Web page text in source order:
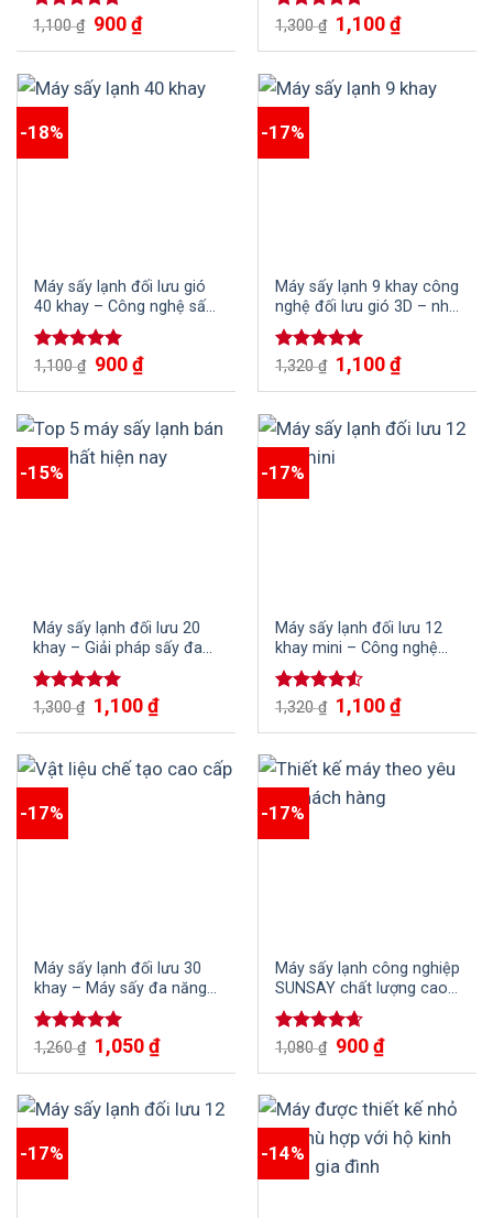
Được xếp
1,100₫ 900₫
hải sản nhanh chóng, tiện
lợi
Được xếp
4.75
1,300₫ 1,100₫
-18%
Máy sấy lạnh đối lưu gió
40 khay – Công nghệ sấy
đối lưu hiện đại, tiết kiệm
điện năng, nhân công
Được xếp
1,100₫ 900₫
-17%
Máy sấy lạnh 9 khay công
nghệ đối lưu gió 3D – nhỏ
gọn nhưng hiệu quả
Được xếp
5.00
1,320₫ 1,100₫
-15%
Máy sấy lạnh đối lưu 20
khay – Giải pháp sấy đa
dạng thực phẩm
Được xếp
5.00
5 sao
1,300₫ 1,100₫
-17%
Máy sấy lạnh đối lưu 12
khay mini – Công nghệ
tiên tiến cho sản phẩm
chất lượng
Được xếp
4.50
5 sao
1,320₫ 1,100₫
-17%
Máy sấy lạnh đối lưu 30
khay – Máy sấy đa năng,
công suất lớn, hiệu suất
sấy vượt trội
Được xếp
5.00
1,260₫ 1,050₫
-17%
Máy sấy lạnh công nghiệp
SUNSAY chất lượng cao,
sấy được đa dạng các
loại thực phẩm, trái cây,
nông sản
Được xếp
1,080₫ 900₫
-17% -14%